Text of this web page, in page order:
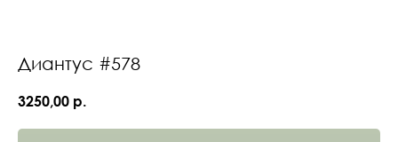
Диантус #578
3250,00 р.